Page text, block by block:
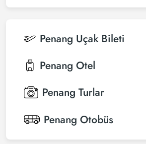
Penang Uçak Bileti
Penang Otel
Penang Turlar
Penang Otobüs